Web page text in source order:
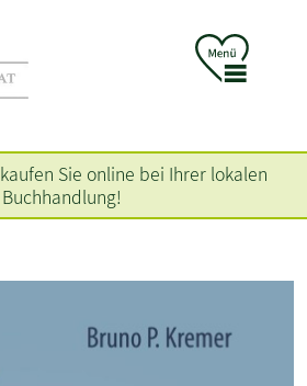
kaufen Sie online bei Ihrer lokalen
Buchhandlung!